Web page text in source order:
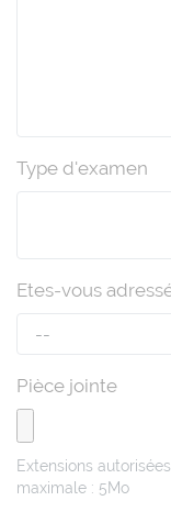
Type d'examen
Etes-vous
Pièce jointe
Extensions
maximale : 5Mo